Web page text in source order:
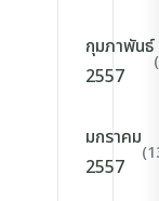
กุมภาพันธ์
2557
มกราคม
2557